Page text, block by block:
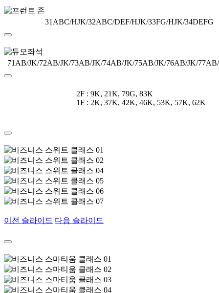
31ABC/HJK/32ABC/DEF/HJK/33FG/HJK/34DEFG
71AB/JK/72AB/JK/73AB/JK/74AB/JK/75AB/JK/76AB/JK/
2F : 9K, 21K, 79G, 83K
1F : 2K, 37K, 42K, 46K, 53K, 57K, 62K
이전 슬라이드 다음 슬라이드